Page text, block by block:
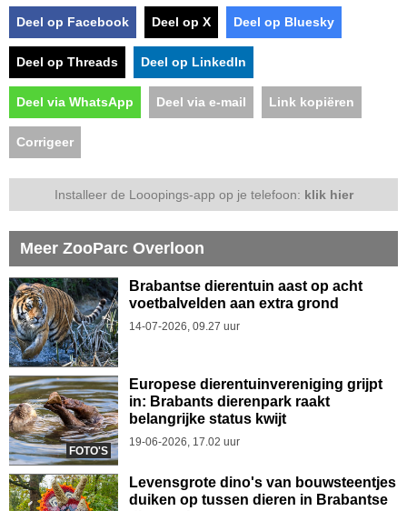
Deel op Facebook Deel op X Deel op Bluesky
Deel op Threads Deel op LinkedIn
Deel via WhatsApp Deel via e-mail Link kopiëren
Corrigeer
Installeer de Looopings-app op je telefoon: klik hier
Meer ZooParc Overloon
Brabantse dierentuin aast op acht
voetbalvelden aan extra grond
14-07-2026, 09.27 uur
FOTO'S
Europese dierentuinvereniging grijpt
in: Brabants dierenpark raakt
belangrijke status kwijt
19-06-2026, 17.02 uur
Levensgrote dino's van bouwsteentjes
duiken op tussen dieren in Brabantse